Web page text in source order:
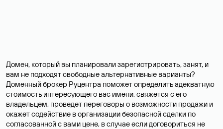
Домен, который вы планировали зарегистрировать, занят, и
вам не подходят свободные альтернативные варианты?
Доменный брокер Руцентра поможет определить адекватную
стоимость интересующего вас имени, свяжется с его
владельцем, проведет переговоры о возможности продажи и
окажет содействие в организации безопасной сделки по
согласованной с вами цене, в случае если договориться не